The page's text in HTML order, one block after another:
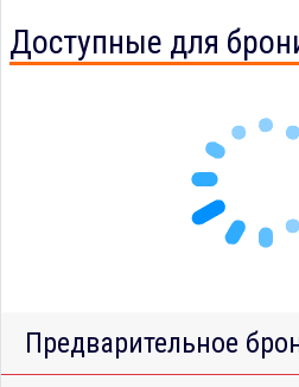
Доступные для
Предварительное